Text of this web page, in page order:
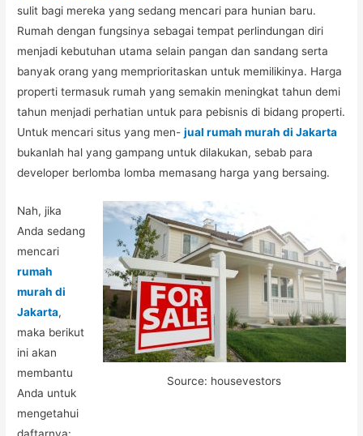
sulit bagi mereka yang sedang mencari para hunian baru.
Rumah dengan fungsinya sebagai tempat perlindungan diri
menjadi kebutuhan utama selain pangan dan sandang serta
banyak orang yang memprioritaskan untuk memilikinya. Harga
properti termasuk rumah yang semakin meningkat tahun demi
tahun menjadi perhatian untuk para pebisnis di bidang properti.
Untuk mencari situs yang men-jual rumah murah di Jakarta
bukanlah hal yang gampang untuk dilakukan, sebab para
developer berlomba lomba memasang harga yang bersaing.
Source: housevestors
Nah, jika
Anda sedang
mencari
rumah
murah di
Jakarta,
maka berikut
ini akan
membantu
Anda untuk
mengetahui